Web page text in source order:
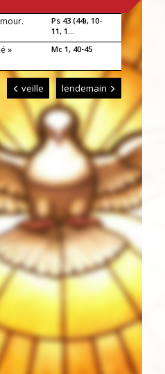
Ps 43 (44), 10-
11, 1...
» Mc 1, 40-45
veille lendemain